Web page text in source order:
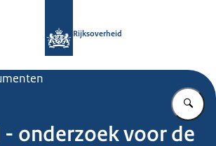
Rijksoverheid
- onderzoek voor de